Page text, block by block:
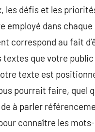
les défis et les
employé dans chaque
correspond au fait
textes que votre public
texte est
pourrait faire, quel
à parler
connaître les